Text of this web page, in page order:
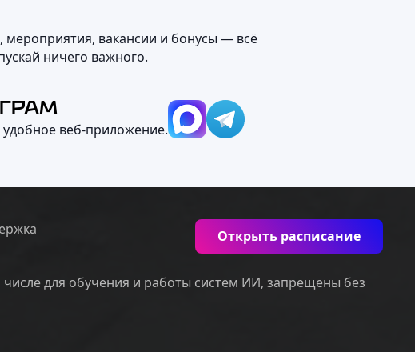
мероприятия, вакансии и бонусы — всё
ничего важного.
веб‑приложение.
Открыть расписание
для обучения и работы систем ИИ, запрещены без